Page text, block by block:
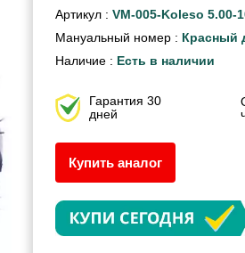
Артикул : VM-005-Koleso 5.00-
Мануальный номер : Красный
Наличие : Есть в наличии
Гарантия 30
дней
Купить аналог